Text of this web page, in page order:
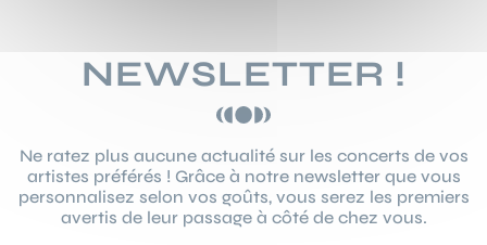
NEWSLETTER !
Ne ratez plus aucune actualité sur les concerts de vos
artistes préférés ! Grâce à notre newsletter que vous
personnalisez selon vos goûts, vous serez les premiers
avertis de leur passage à côté de chez vous.